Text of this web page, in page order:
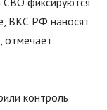
ВКС РФ наносят
отмечает
контроль